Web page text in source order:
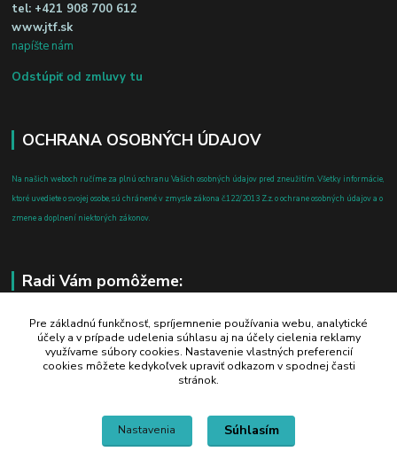
tel: +421 908 700 612
www.jtf.sk
napíšte nám
Odstúpiť od zmluvy tu
OCHRANA OSOBNÝCH ÚDAJOV
Na našich weboch ručíme za plnú ochranu Vašich osobných údajov pred zneužitím. Všetky informácie,
ktoré uvediete o svojej osobe, sú chránené v zmysle zákona č.122/2013 Z.z. o ochrane osobných údajov a o
zmene a doplnení niektorých zákonov.
Radi Vám pomôžeme:
+421 908 700 612
po-pia: 8.00 - 16.00
business@jtf.sk
Pre základnú funkčnosť, spríjemnenie používania webu, analytické
účely a v prípade udelenia súhlasu aj na účely cielenia reklamy
využívame súbory cookies. Nastavenie vlastných preferencií
cookies môžete kedykoľvek upraviť odkazom v spodnej časti
stránok.
Nastavenia Súhlasím